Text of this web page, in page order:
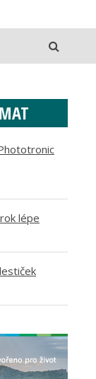
lépe